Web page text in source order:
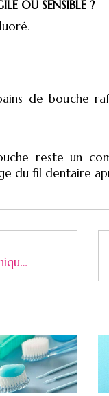
OU SENSIBLE ?
de bouche
reste un
du fil dentaire
Inlay et onlay, une technique conservatrice